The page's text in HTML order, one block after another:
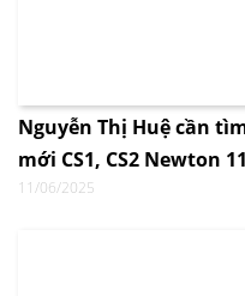
Nguyễn Thị Huệ cần
mới CS1, CS2 Newton
11/06/2025